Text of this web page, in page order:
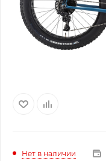
Нет в наличии